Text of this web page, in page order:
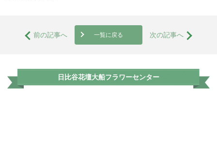
前の記事へ 一覧に戻る 次の記事へ
日比谷花壇大船フラワーセンター